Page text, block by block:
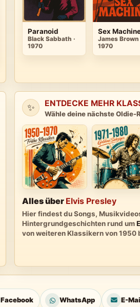
Paranoid
Black Sabbath ·
1970
Sex
James Brown
1970
✨ ENTDECKE MEHR
Wähle deine nächste Oldie-
Alles über Elvis Presley
Hier findest du Songs,
Hintergrundgeschichten rund um
von weiteren Klassikern von 1950
Facebook WhatsApp E-